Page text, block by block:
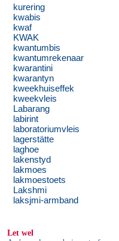
kurering
kwabis
kwaf
KWAK
kwantumbis
kwantumrekenaar
kwarantini
kwarantyn
kweekhuiseffek
kweekvleis
Labarang
labirint
laboratoriumvleis
lagerstätte
laghoe
lakenstyd
lakmoes
lakmoestoets
Lakshmi
laksjmi-armband
Let wel